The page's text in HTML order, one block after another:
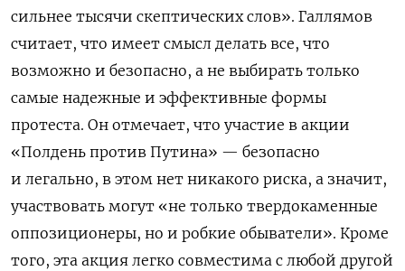
сильнее тысячи скептических слов». Галлямов
считает, что имеет смысл делать все, что
возможно и безопасно, а не выбирать только
самые надежные и эффективные формы
протеста. Он отмечает, что участие в акции
«Полдень против Путина» — безопасно
и легально, в этом нет никакого риска, а значит,
участвовать могут «не только твердокаменные
оппозиционеры, но и робкие обыватели». Кроме
того, эта акция легко совместима с любой другой